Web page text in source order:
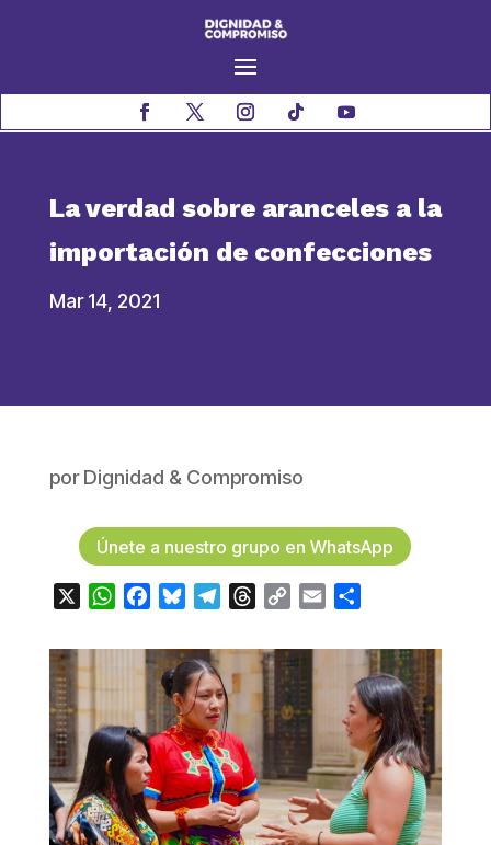
La verdad sobre aranceles a la
importación de confecciones
Mar 14, 2021
porDignidad & Compromiso
Únete a nuestro grupo en WhatsApp
WhatsApp
FacebookBlueskyTelegramThreads
Copy Email